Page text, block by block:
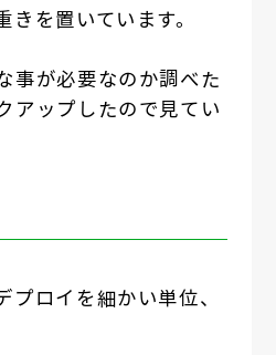
きを置いています。
事が必要なのか調べた
アップしたので見てい
プロイを細かい単位、